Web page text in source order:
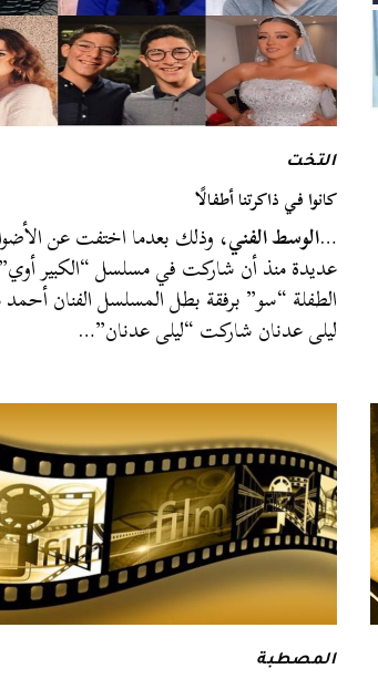
التخت
كانوا في ذاكرتنا أطفالًا
…الوسط الفني، وذلك بعدما اختفت عن
عديدة منذ أن شاركت في مسلسل “الكبير
الطفلة “سو” برفقة بطل المسلسل الفنان
ليلى عدنان شاركت “ليلى عدنان”…
المصطبة